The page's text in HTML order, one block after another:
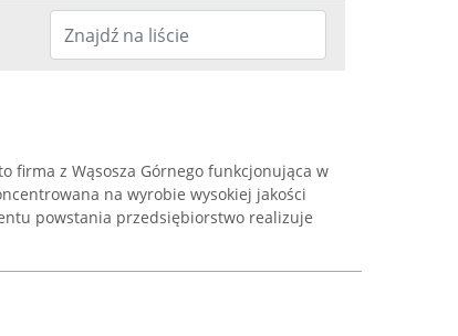
firma z Wąsosza Górnego funkcjonująca w
na wyrobie wysokiej jakości
powstania przedsiębiorstwo realizuje